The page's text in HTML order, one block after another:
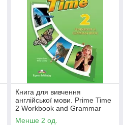
Книга для вивчення
англійської мови. Prime Time
2 Workbook and Grammar
Book
Менше 2 од.